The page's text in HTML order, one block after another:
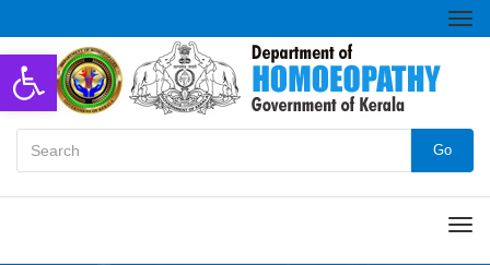
Open toolbar
Go